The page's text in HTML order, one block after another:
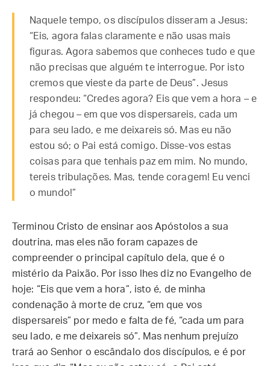
Naquele tempo, os discípulos disseram a Jesus:
“Eis, agora falas claramente e não usas mais
figuras. Agora sabemos que conheces tudo e que
não precisas que alguém te interrogue. Por isto
cremos que vieste da parte de Deus”. Jesus
respondeu: “Credes agora? Eis que vem a hora – e
já chegou – em que vos dispersareis, cada um
para seu lado, e me deixareis só. Mas eu não
estou só; o Pai está comigo. Disse-vos estas
coisas para que tenhais paz em mim. No mundo,
tereis tribulações. Mas, tende coragem! Eu venci
o mundo!”
Terminou Cristo de ensinar aos Apóstolos a sua
doutrina, mas eles não foram capazes de
compreender o principal capítulo dela, que é o
mistério da Paixão. Por isso lhes diz no Evangelho de
hoje: “Eis que vem a hora”, isto é, de minha
condenação à morte de cruz, “em que vos
dispersareis” por medo e falta de fé, “cada um para
seu lado, e me deixareis só”. Mas nenhum prejuízo
trará ao Senhor o escândalo dos discípulos, e é por